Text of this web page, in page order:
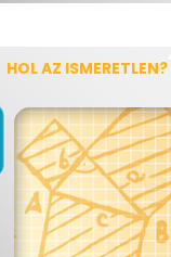
HOL AZ ISMERETLEN?